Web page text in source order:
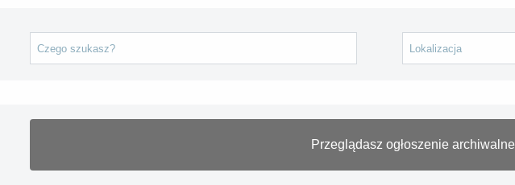
Przeglądasz ogłoszenie archiwalne